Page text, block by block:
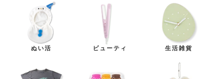
ぬい活 ビューティ 生活雑貨